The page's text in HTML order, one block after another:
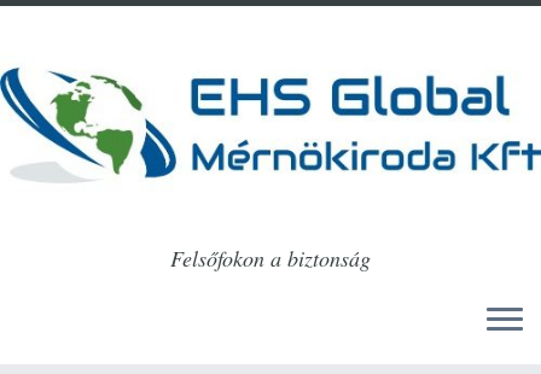
Felsőfokon a biztonság